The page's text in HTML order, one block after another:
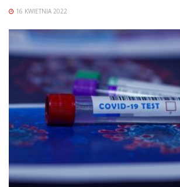
16 KWIETNIA 2022